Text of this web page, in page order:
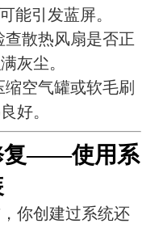
能引发蓝屏。
查散热风扇是否正
灰尘。
缩空气罐或软毛刷
好。
复——使用系
你创建过系统还